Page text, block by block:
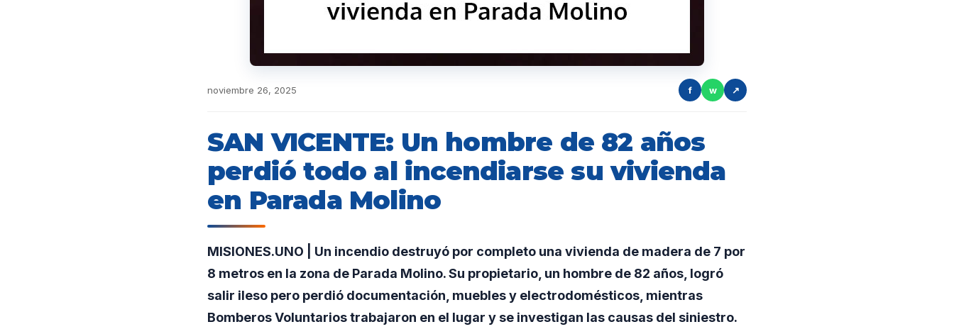
noviembre 26, 2025 f w ↗
SAN VICENTE: Un hombre de 82 años
perdió todo al incendiarse su vivienda
en Parada Molino
MISIONES.UNO | Un incendio destruyó por completo una vivienda de madera de 7 por
8 metros en la zona de Parada Molino. Su propietario, un hombre de 82 años, logró
salir ileso pero perdió documentación, muebles y electrodomésticos, mientras
Bomberos Voluntarios trabajaron en el lugar y se investigan las causas del siniestro.